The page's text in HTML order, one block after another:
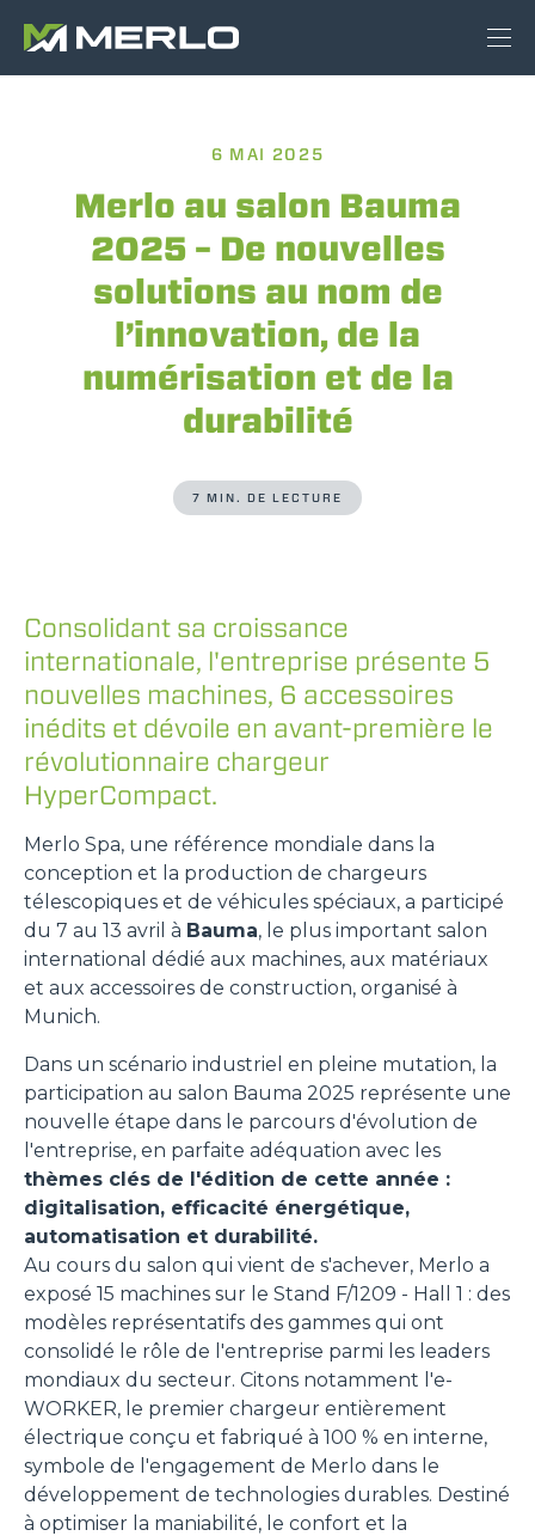
6 MAI 2025
Merlo au salon Bauma
2025 – De nouvelles
solutions au nom de
l’innovation, de la
numérisation et de la
durabilité
7 MIN. DE LECTURE
Consolidant sa croissance
internationale, l'entreprise présente 5
nouvelles machines, 6 accessoires
inédits et dévoile en avant-première le
révolutionnaire chargeur
HyperCompact.
Merlo Spa, une référence mondiale dans la
conception et la production de chargeurs
télescopiques et de véhicules spéciaux, a participé
du 7 au 13 avril à Bauma, le plus important salon
international dédié aux machines, aux matériaux
et aux accessoires de construction, organisé à
Munich.
Dans un scénario industriel en pleine mutation, la
participation au salon Bauma 2025 représente une
nouvelle étape dans le parcours d'évolution de
l'entreprise, en parfaite adéquation avec les
thèmes clés de l'édition de cette année :
digitalisation, efficacité énergétique,
automatisation et durabilité.
Au cours du salon qui vient de s'achever, Merlo a
exposé 15 machines sur le Stand F/1209 - Hall 1 : des
modèles représentatifs des gammes qui ont
consolidé le rôle de l'entreprise parmi les leaders
mondiaux du secteur. Citons notamment l'e-
WORKER, le premier chargeur entièrement
électrique conçu et fabriqué à 100 % en interne,
symbole de l'engagement de Merlo dans le
développement de technologies durables. Destiné
à optimiser la maniabilité, le confort et la